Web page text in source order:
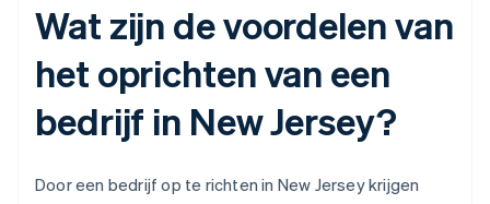
Wat zijn de voordelen van
het oprichten van een
bedrijf in New Jersey?
Door een bedrijf op te richten in New Jersey krijgen